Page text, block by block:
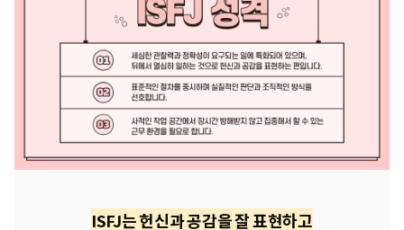
ISFJ는 헌신과 공감을 잘 표현하고